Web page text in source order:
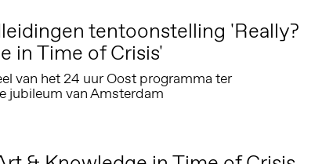
tentoonstelling 'Really?
in Time of Crisis'
van het 24 uur Oost programma ter
jubileum van Amsterdam